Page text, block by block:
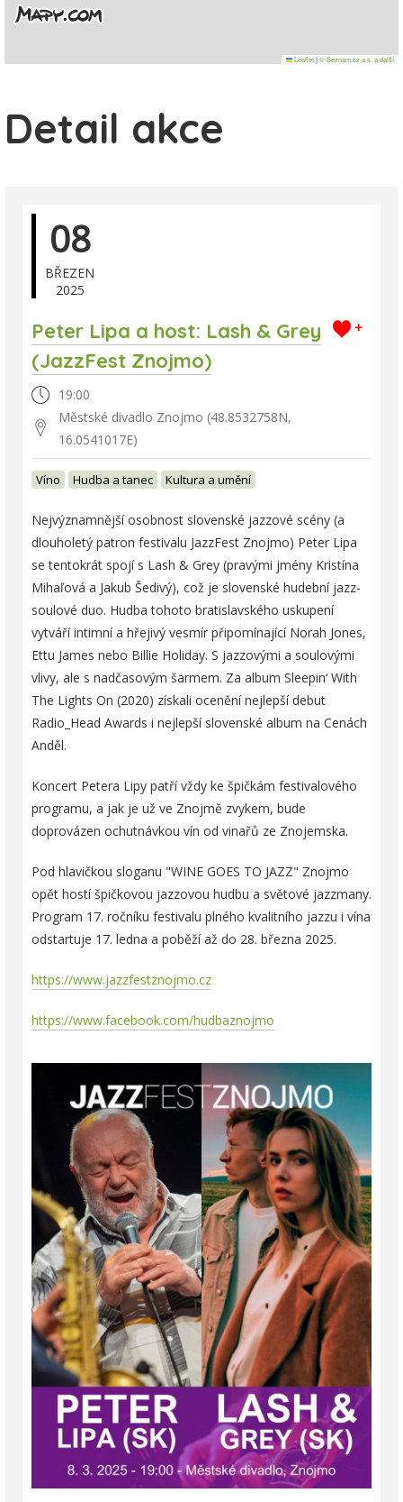
Leaflet|© Seznam.cz a.s. a další
Detail akce
08
BŘEZEN
2025
+
Peter Lipa a host: Lash & Grey
(JazzFest Znojmo)
19:00
Městské divadlo Znojmo (48.8532758N,
16.0541017E)
Víno Hudba a tanec Kultura a umění
Nejvýznamnější osobnost slovenské jazzové scény (a
dlouholetý patron festivalu JazzFest Znojmo) Peter Lipa
se tentokrát spojí s Lash & Grey (pravými jmény Kristína
Mihaľová a Jakub Šedivý), což je slovenské hudební jazz-
soulové duo. Hudba tohoto bratislavského uskupení
vytváří intimní a hřejivý vesmír připomínající Norah Jones,
Ettu James nebo Billie Holiday. S jazzovými a soulovými
vlivy, ale s nadčasovým šarmem. Za album Sleepin‘ With
The Lights On (2020) získali ocenění nejlepší debut
Radio_Head Awards i nejlepší slovenské album na Cenách
Anděl.
Koncert Petera Lipy patří vždy ke špičkám festivalového
programu, a jak je už ve Znojmě zvykem, bude
doprovázen ochutnávkou vín od vinařů ze Znojemska.
Pod hlavičkou sloganu "WINE GOES TO JAZZ" Znojmo
opět hostí špičkovou jazzovou hudbu a světové jazzmany.
Program 17. ročníku festivalu plného kvalitního jazzu i vína
odstartuje 17. ledna a poběží až do 28. března 2025.
https://www.jazzfestznojmo.cz
https://www.facebook.com/hudbaznojmo